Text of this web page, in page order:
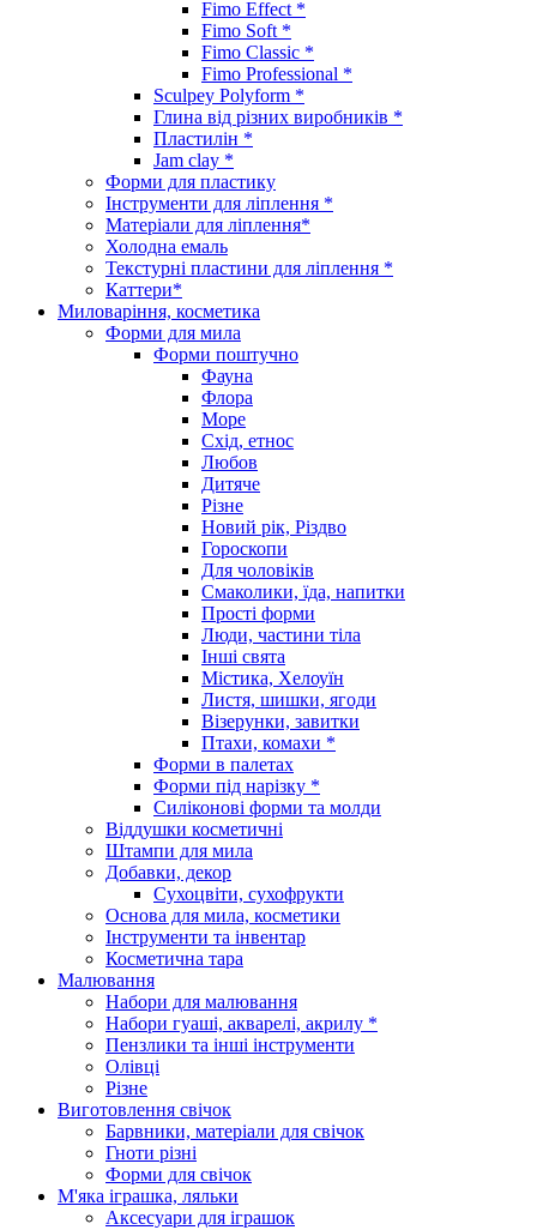
Fimo Effect *
Fimo Soft *
Fimo Classic *
Fimo Professional *
Sculpey Polyform *
Глина від різних виробників *
Пластилін *
Jam clay *
Форми для пластику
Інструменти для ліплення *
Матеріали для ліплення*
Холодна емаль
Текстурні пластини для ліплення *
Каттери*
Миловаріння, косметика
Форми для мила
Форми поштучно
Фауна
Флора
Море
Схід, етнос
Любов
Дитяче
Різне
Новий рік, Різдво
Гороскопи
Для чоловіків
Смаколики, їда, напитки
Прості форми
Люди, частини тіла
Інші свята
Містика, Хелоуїн
Листя, шишки, ягоди
Візерунки, завитки
Птахи, комахи *
Форми в палетах
Форми під нарізку *
Силіконові форми та молди
Віддушки косметичні
Штампи для мила
Добавки, декор
Сухоцвіти, сухофрукти
Основа для мила, косметики
Інструменти та інвентар
Косметична тара
Малювання
Набори для малювання
Набори гуаші, акварелі, акрилу *
Пензлики та інші інструменти
Олівці
Різне
Виготовлення свічок
Барвники, матеріали для свічок
Гноти різні
Форми для свічок
М'яка іграшка, ляльки
Аксесуари для іграшок